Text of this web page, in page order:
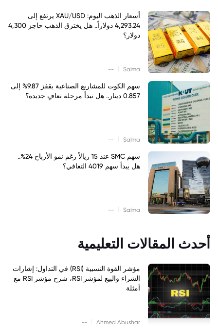
أسعار الذهب اليوم: XAU/USD يرتفع إلى
4,293.24 دولاراً.. هل يخترق الذهب حاجز 4,300
دولار؟
Salma
--
سهم الكوت للمشاريع الصناعية يقفز 9.87% إلى
0.857 دينار.. هل تبدأ مرحلة تعافٍ جديدة؟
Salma
--
سهم SMC عند 15 ريالاً رغم نمو الأرباح 24%..
هل يبدأ سهم 4019 التعافي؟
Salma
--
أحدث المقالات التعليمية
مؤشر القوة النسبية (RSI) في التداول: إشارات
الشراء والبيع لمؤشر RSI، شرح مؤشر RSI مع
أمثلة
Ahmed Abushar
--